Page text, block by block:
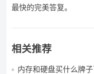
最快的完美答复。
相关推荐
内存和硬盘买什么牌子